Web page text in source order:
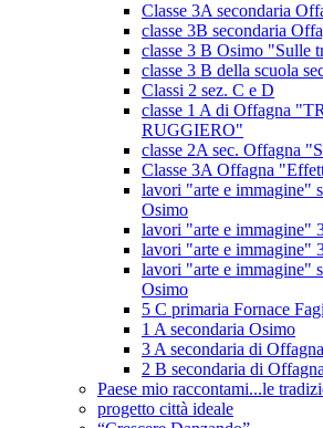
Classe 3A secondaria
classe 3B secondaria
classe 3 B Osimo "Sulle
classe 3 B della scuola
Classi 2 sez. C e D
classe 1 A di Offagna
RUGGIERO"
classe 2A sec. Offagna
Classe 3A Offagna
lavori "arte e immagine"
Osimo
lavori "arte e immagine"
lavori "arte e immagine"
lavori "arte e immagine"
Osimo
5 C primaria Fornace
1 A secondaria Osimo
3 A secondaria di Offagna
2 B secondaria di Offagna
Paese mio raccontami...le
progetto città ideale